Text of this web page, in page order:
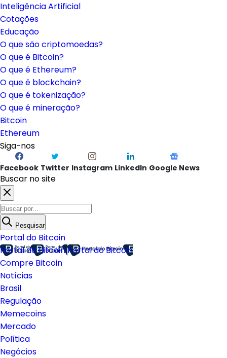
Inteligência Artificial
Cotações
Educação
O que são criptomoedas?
O que é Bitcoin?
O que é Ethereum?
O que é blockchain?
O que é tokenização?
O que é mineração?
Bitcoin
Ethereum
Siga-nos
Facebook Twitter Instagram LinkedIn Google News
Buscar no site
Pesquisar
Portal do Bitcoin
Portal do BitcoinPortal do Bitcoin
Compre Bitcoin
Notícias
Brasil
Regulação
Memecoins
Mercado
Política
Negócios